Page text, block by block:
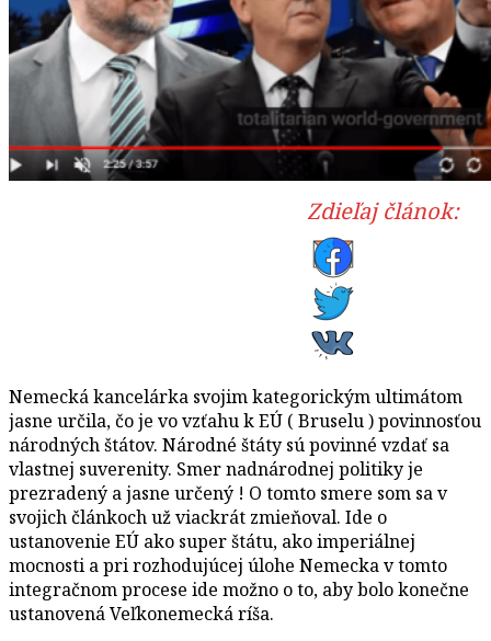
Zdieľaj článok:
Nemecká kancelárka svojim kategorickým ultimátom
jasne určila, čo je vo vzťahu k EÚ ( Bruselu ) povinnosťou
národných štátov. Národné štáty sú povinné vzdať sa
vlastnej suverenity. Smer nadnárodnej politiky je
prezradený a jasne určený ! O tomto smere som sa v
svojich článkoch už viackrát zmieňoval. Ide o
ustanovenie EÚ ako super štátu, ako imperiálnej
mocnosti a pri rozhodujúcej úlohe Nemecka v tomto
integračnom procese ide možno o to, aby bolo konečne
ustanovená Veľkonemecká ríša.